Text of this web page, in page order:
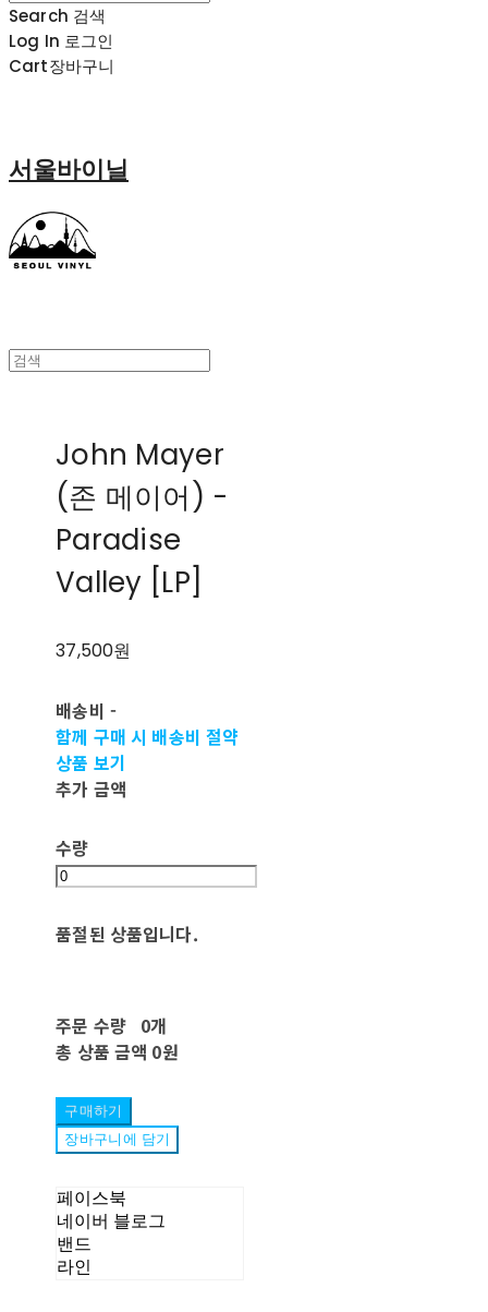
Search 검색
Log In 로그인
Cart장바구니
서울바이닐
John Mayer
(존 메이어) -
Paradise
Valley [LP]
37,500원
배송비 -
함께 구매 시 배송비 절약
상품 보기
추가 금액
수량
품절된 상품입니다.
주문 수량 0개
총 상품 금액 0원
구매하기
장바구니에 담기
페이스북
네이버 블로그
밴드
라인